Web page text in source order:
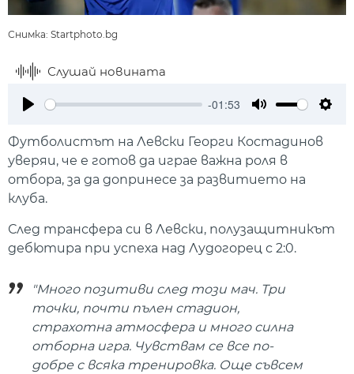
Снимка: Startphoto.bg
Слушай новината
-01:53
Футболистът на Левски Георги Костадинов
уверяи, че е готов да играе важна роля в
отбора, за да допринесе за развитието на
клуба.
След трансфера си в Левски, полузащитникът
дебютира при успеха над Лудогорец с 2:0.
"Много позитиви след този мач. Три
точки, почти пълен стадион,
страхотна атмосфера и много силна
отборна игра. Чувствам се все по-
добре с всяка тренировка. Още съвсем